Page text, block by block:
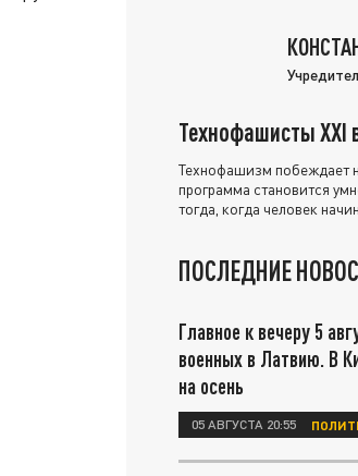
Технофашисты XXI
Технофашизм побеждает
программа становится
тогда, когда человек
ПОСЛЕДНИЕ
Главное к вечеру 5
военных в Латвию. В
на осень
05 АВГУСТА 20:55